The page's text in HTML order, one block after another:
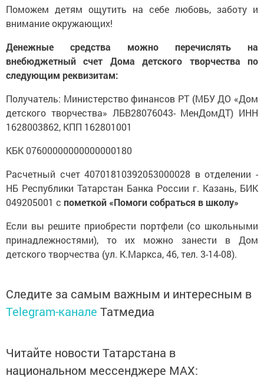
Поможем детям ощутить на себе любовь, заботу и
внимание окружающих!
Денежные средства можно перечислять на
внебюджетный счет Дома детского творчества
по
следующим реквизитам:
Получатель: Министерство финансов РТ (МБУ ДО «Дом
детского творчества» ЛБВ28076043- МенДомДТ) ИНН
1628003862, КПП 162801001
КБК 07600000000000000180
Расчетный счет 40701810392053000028 в отделении -
НБ Республики Татарстан Банка России г. Казань, БИК
049205001 с пометкой «Помоги собраться в школу»
Если вы решите приобрести портфели (со школьными
принадлежностями), то их можно занести в Дом
детского творчества (ул. К.Маркса, 46, тел. 3-14-08).
Следите за самым важным и интересным в
Telegram-канале Татмедиа
Читайте новости Татарстана в
национальном мессенджере MАХ: